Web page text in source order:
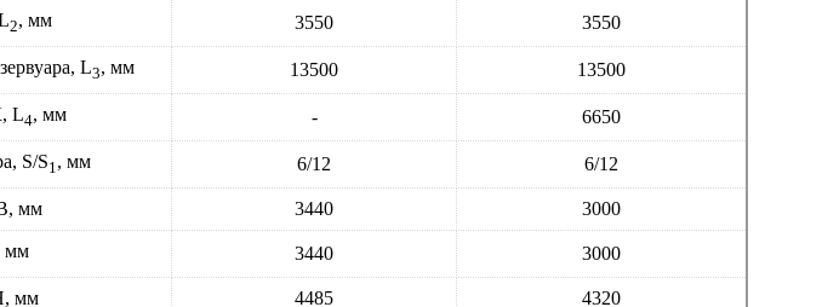
2, мм 3550 3550
L3, мм 13500 13500
L4, мм - 6650
S/S1, мм 6/12 6/12
мм 3440 3000
мм 3440 3000
мм 4485 4320